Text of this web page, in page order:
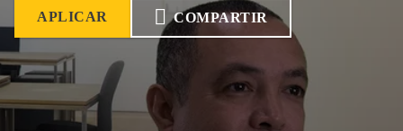
APLICAR COMPARTIR